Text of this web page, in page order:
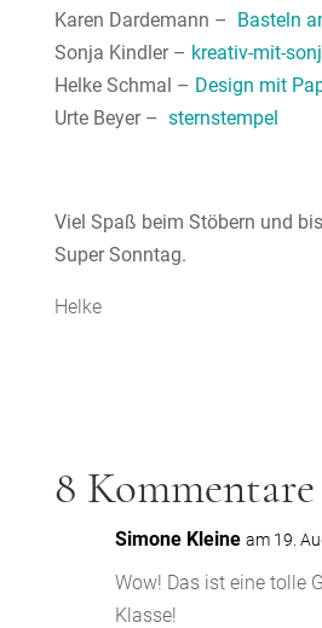
Karen Dardemann – Basteln
Sonja Kindler – kreativ-mit-
Helke Schmal – Design mit
Urte Beyer – sternstempel
Viel Spaß beim Stöbern und
Super Sonntag.
Helke
8 Kommentare
Simone Kleine am 19.
Wow! Das ist eine tolle
Klasse!